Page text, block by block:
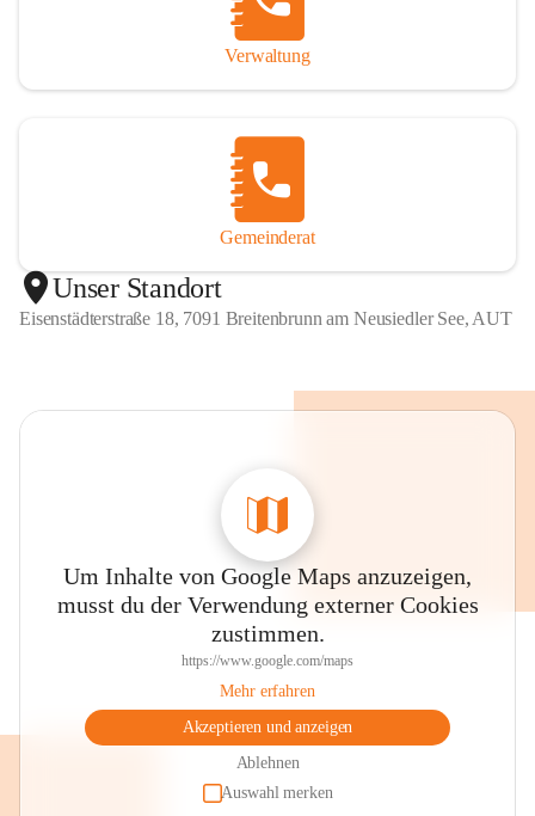
Verwaltung
Gemeinderat
Unser Standort
Eisenstädterstraße 18, 7091 Breitenbrunn am Neusiedler See, AUT
Um Inhalte von Google Maps anzuzeigen,
musst du der Verwendung externer Cookies
zustimmen.
https://www.google.com/maps
Mehr erfahren
Akzeptieren und anzeigen
Ablehnen
Auswahl merken